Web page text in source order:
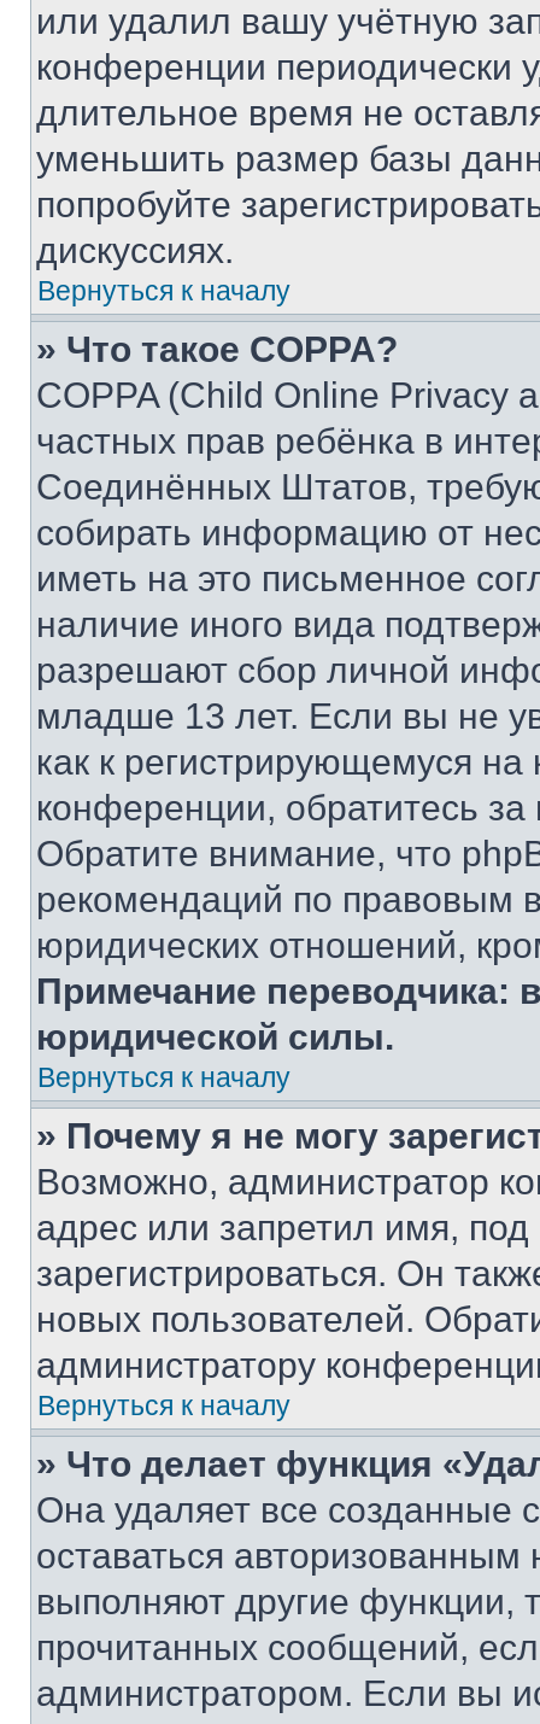
или удалил вашу учётную
конференции периодически
длительное время не
уменьшить размер базы
попробуйте
дискуссиях.
Вернуться к началу
» Что такое COPPA?
COPPA (Child Online Privacy
частных прав ребёнка в
Соединённых Штатов,
собирать информацию от
иметь на это письменное
наличие иного вида
разрешают сбор личной
младше 13 лет. Если вы не
как к регистрирующемуся
конференции, обратитесь
Обратите внимание, что
рекомендаций по правовым
юридических отношений,
Примечание переводчика:
юридической силы.
Вернуться к началу
» Почему я не могу
Возможно, администратор
адрес или запретил имя,
зарегистрироваться. Он
новых пользователей.
администратору
Вернуться к началу
» Что делает функция
Она удаляет все созданные
оставаться
выполняют другие функции,
прочитанных сообщений,
администратором. Если вы